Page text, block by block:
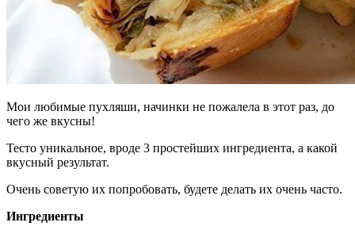
Мои любимые пухляши, начинки не пожалела в этот раз, до
чего же вкусны!
Тесто уникальное, вроде 3 простейших ингредиента, а какой
вкусный результат.
Очень советую их попробовать, будете делать их очень часто.
Ингредиенты